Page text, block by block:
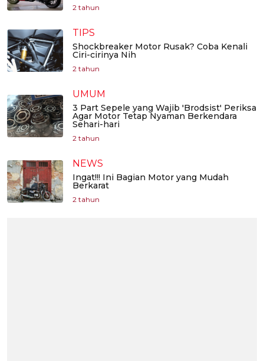
2 tahun
TIPS
Shockbreaker Motor Rusak? Coba Kenali
Ciri-cirinya Nih
2 tahun
UMUM
3 Part Sepele yang Wajib 'Brodsist' Periksa
Agar Motor Tetap Nyaman Berkendara
Sehari-hari
2 tahun
NEWS
Ingat!!! Ini Bagian Motor yang Mudah
Berkarat
2 tahun